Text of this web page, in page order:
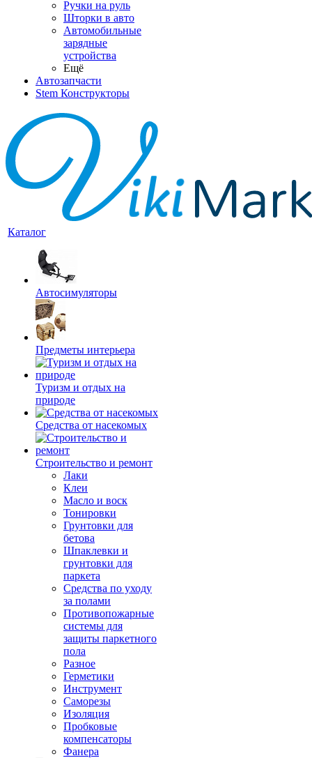
Ручки на руль
Шторки в авто
Автомобильные
зарядные
устройства
Ещё
Автозапчасти
Stem Конструкторы
Каталог
Автосимуляторы
Предметы интерьера
Туризм и отдых на
природе
Средства от насекомых
Строительство и ремонт
Лаки
Клеи
Масло и воск
Тонировки
Грунтовки для
бетова
Шпаклевки и
грунтовки для
паркета
Средства по уходу
за полами
Противопожарные
системы для
защиты паркетного
пола
Разное
Герметики
Инструмент
Саморезы
Изоляция
Пробковые
компенсаторы
Фанера